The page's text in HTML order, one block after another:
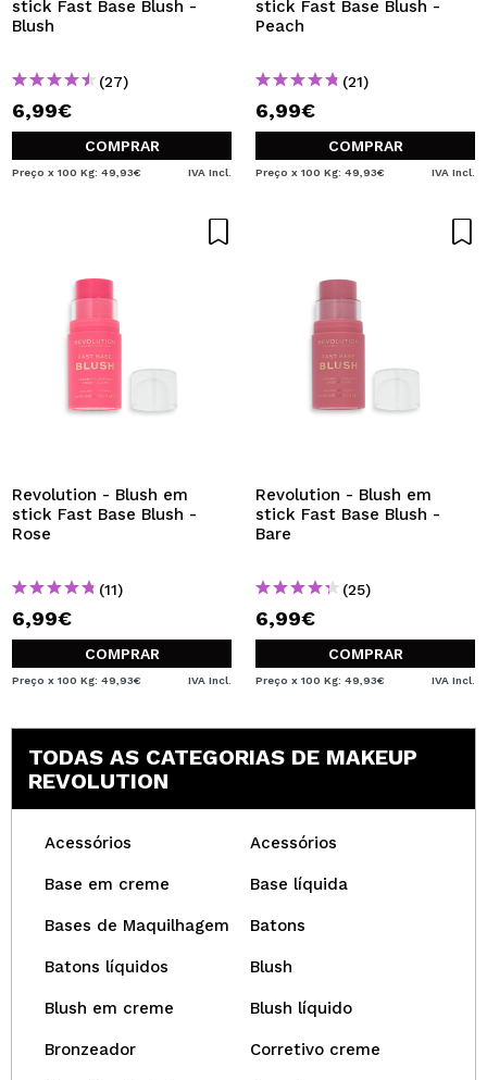
stick Fast Base Blush -
Blush
(27)
6,99€
COMPRAR
Preço x 100 Kg: 49,93€ IVA Incl.
stick Fast Base Blush -
Peach
(21)
6,99€
COMPRAR
Preço x 100 Kg: 49,93€ IVA Incl.
Revolution - Blush em
stick Fast Base Blush -
Rose
(11)
6,99€
COMPRAR
Preço x 100 Kg: 49,93€ IVA Incl.
Revolution - Blush em
stick Fast Base Blush -
Bare
(25)
6,99€
COMPRAR
Preço x 100 Kg: 49,93€ IVA Incl.
TODAS AS CATEGORIAS DE MAKEUP
REVOLUTION
Acessórios Acessórios
Base em creme Base líquida
Bases de Maquilhagem Batons
Batons líquidos Blush
Blush em creme Blush líquido
Bronzeador Corretivo creme